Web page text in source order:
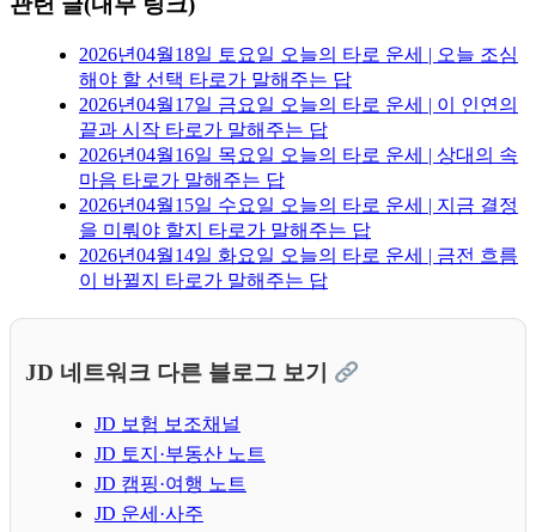
2026년04월18일 토요일 오늘의 타로 운세 | 오늘 조심
해야 할 선택 타로가 말해주는 답
2026년04월17일 금요일 오늘의 타로 운세 | 이 인연의
끝과 시작 타로가 말해주는 답
2026년04월16일 목요일 오늘의 타로 운세 | 상대의 속
마음 타로가 말해주는 답
2026년04월15일 수요일 오늘의 타로 운세 | 지금 결정
을 미뤄야 할지 타로가 말해주는 답
2026년04월14일 화요일 오늘의 타로 운세 | 금전 흐름
이 바뀔지 타로가 말해주는 답
JD 네트워크 다른 블로그 보기
JD 보험 보조채널
JD 토지·부동산 노트
JD 캠핑·여행 노트
JD 운세·사주